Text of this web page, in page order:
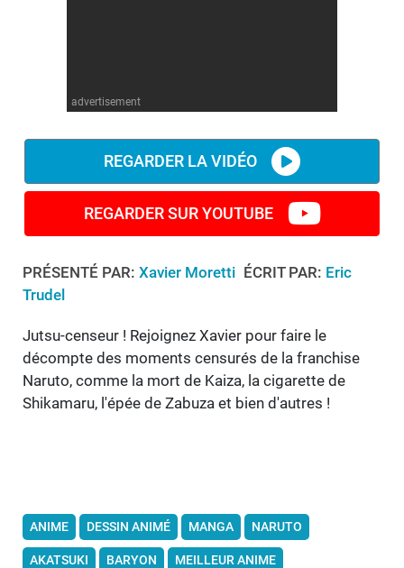
advertisement
REGARDER LA VIDÉO
REGARDER SUR YOUTUBE
PRÉSENTÉ PAR: Xavier Moretti ÉCRIT PAR: Eric
Trudel
Jutsu-censeur ! Rejoignez Xavier pour faire le
décompte des moments censurés de la franchise
Naruto, comme la mort de Kaiza, la cigarette de
Shikamaru, l'épée de Zabuza et bien d'autres !
ANIME DESSIN ANIMÉ MANGA NARUTO
AKATSUKI BARYON MEILLEUR ANIME